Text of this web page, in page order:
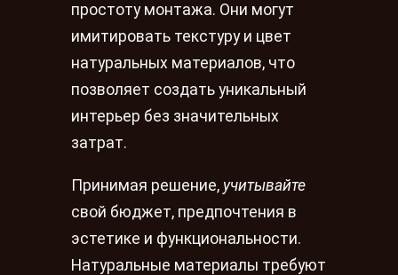
простоту монтажа. Они могут
имитировать текстуру и цвет
натуральных материалов, что
позволяет создать уникальный
интерьер без значительных
затрат.
Принимая решение, учитывайте
свой бюджет, предпочтения в
эстетике и функциональности.
Натуральные материалы требуют